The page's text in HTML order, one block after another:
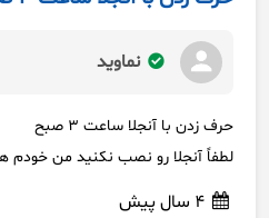
نماوید
حرف زدن با آنجلا ساعت 3 صبح
لطفاً آنجلا رو نصب نکنید من خودم
4 سال پیش